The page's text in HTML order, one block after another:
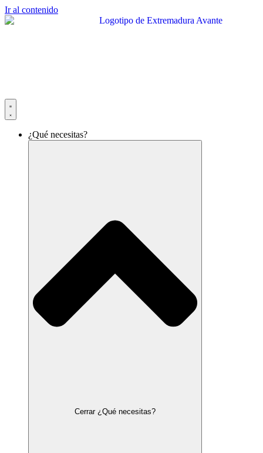
Ir al contenido
¿Qué necesitas?
Cerrar ¿Qué necesitas?